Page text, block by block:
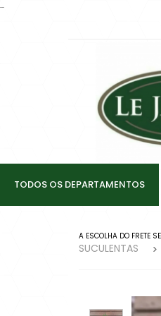
...
TODOS OS DEPARTAMENTOS
A ESCOLHA DO FRETE
SUCULENTAS